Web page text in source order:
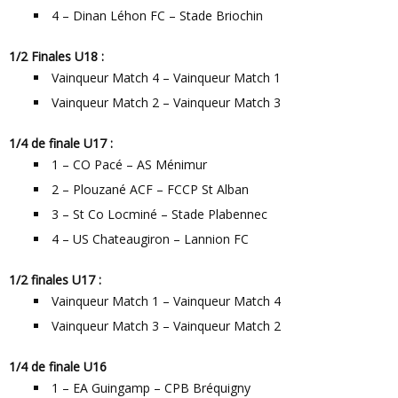
4 – Dinan Léhon FC – Stade Briochin
1/2 Finales U18 :
Vainqueur Match 4 – Vainqueur Match 1
Vainqueur Match 2 – Vainqueur Match 3
1/4 de finale U17 :
1 – CO Pacé – AS Ménimur
2 – Plouzané ACF – FCCP St Alban
3 – St Co Locminé – Stade Plabennec
4 – US Chateaugiron – Lannion FC
1/2 finales U17 :
Vainqueur Match 1 – Vainqueur Match 4
Vainqueur Match 3 – Vainqueur Match 2
1/4 de finale U16
1 – EA Guingamp – CPB Bréquigny